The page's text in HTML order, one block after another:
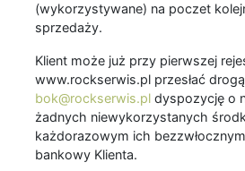
(wykorzystywane) na poczet
sprzedaży.
Klient może już przy pierwszej
www.rockserwis.pl przesłać
bok@rockserwis.pl dyspozycję o
żadnych niewykorzystanych
każdorazowym ich
bankowy Klienta.